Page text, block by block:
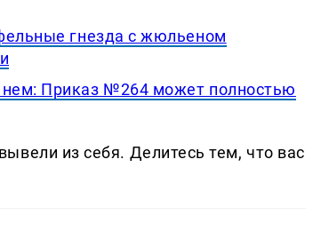
гнезда с жюльеном
Приказ №264 может полностью
из себя. Делитеcь тем, что вас